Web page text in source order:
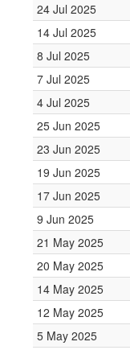
24 Jul 2025
14 Jul 2025
8 Jul 2025
7 Jul 2025
4 Jul 2025
25 Jun 2025
23 Jun 2025
19 Jun 2025
17 Jun 2025
9 Jun 2025
21 May 2025
20 May 2025
14 May 2025
12 May 2025
5 May 2025